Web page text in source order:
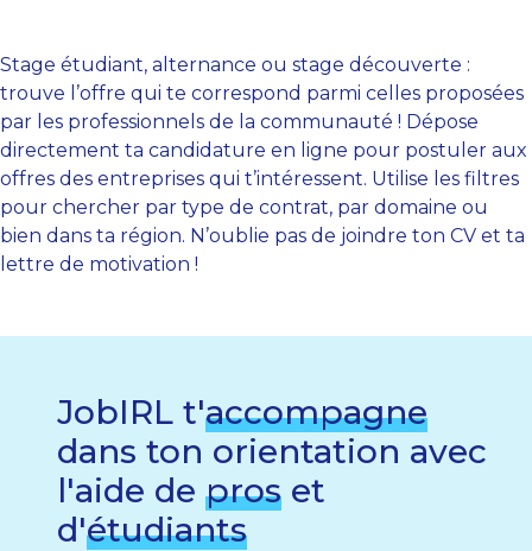
Stage étudiant, alternance ou stage découverte :
trouve l’offre qui te correspond parmi celles proposées
par les professionnels de la communauté ! Dépose
directement ta candidature en ligne pour postuler aux
offres des entreprises qui t’intéressent. Utilise les filtres
pour chercher par type de contrat, par domaine ou
bien dans ta région. N’oublie pas de joindre ton CV et ta
lettre de motivation !
JobIRL t'accompagne
dans ton orientation avec
l'aide de pros et
d'étudiants